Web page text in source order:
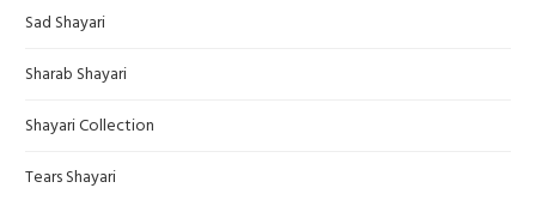
Sad Shayari
Sharab Shayari
Shayari Collection
Tears Shayari